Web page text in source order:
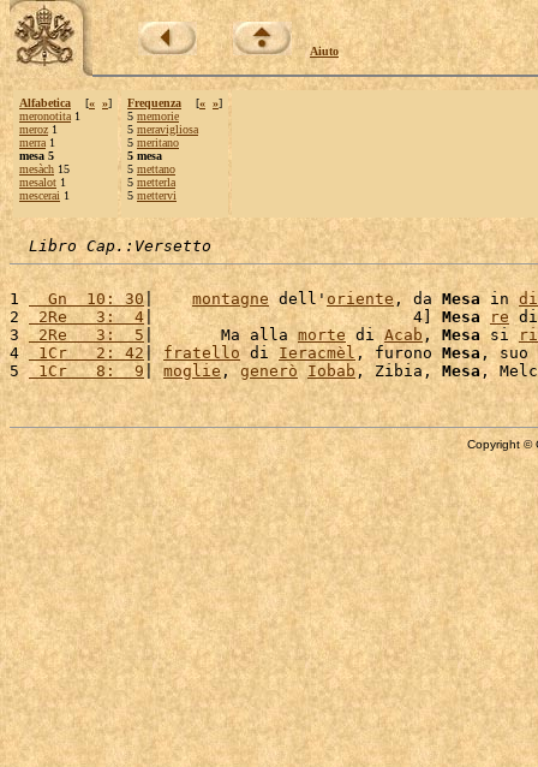
Aiuto
Alfabetica [« »]
meronotita 1
meroz 1
merra 1
mesa 5
mesàch 15
mesalot 1
mescerai 1
Frequenza [« »]
5 memorie
5 meravigliosa
5 meritano
5 mesa
5 mettano
5 metterla
5 mettervi
Libro Cap.:Versetto
1
  Gn  10: 30
| montagne dell'oriente , da Mesa in
2
2Re   3:  4 |                           4] Mesa re
3 2Re   3:  5 |       Ma alla morte di Acab , Mesa si
4
1Cr   2: 42| fratello di Ieracmèl , furono Mesa, suo
5 1Cr   8:  9 | moglie , generò Iobab , Zibia, Mesa
Copyright ©